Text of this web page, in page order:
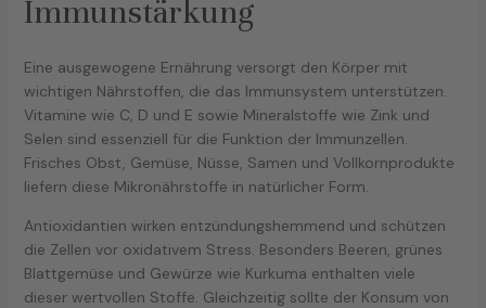
Immunstärkung
Eine ausgewogene Ernährung versorgt den Körper mit
wichtigen Nährstoffen, die das Immunsystem unterstützen.
Vitamine wie C, D und E sowie Mineralstoffe wie Zink und
Selen sind essenziell für die Funktion der Immunzellen.
Frisches Obst, Gemüse, Nüsse, Samen und Vollkornprodukte
liefern diese Mikronährstoffe in natürlicher Form.
Antioxidantien wirken entzündungshemmend und schützen
die Zellen vor oxidativem Stress. Besonders Beeren, grünes
Blattgemüse und Gewürze wie Kurkuma enthalten viele
dieser wertvollen Stoffe. Gleichzeitig sollte der Konsum von